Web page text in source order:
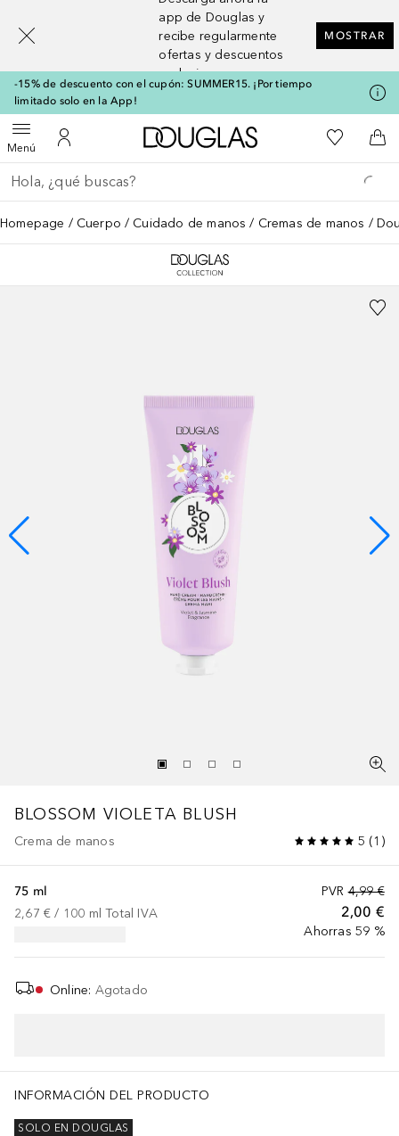
app de Douglas y
recibe regularmente
ofertas y descuentos
exclusivos
MOSTRAR
-15% de descuento con el cupón: SUMMER15. ¡Por tiempo
limitado solo en la App!
MenúAbrir menúMi cuenta
A Douglas HomeMi lista de
A
Regresar
Ejecutar búsqueda
Homepage Cuerpo Cuidado de manos Cremas de manos
BLOSSOM VIOLETA BLUSH
Crema de manos 5 (1 )
PVR 4,99 €
2,00 €
Ahorras 59 %
75 ml
2,67 € / 100 ml Total IVA
Online: Agotado
INFORMACIÓN DEL PRODUCTO
SOLO EN DOUGLAS
[navigation.slideout.screenreader]